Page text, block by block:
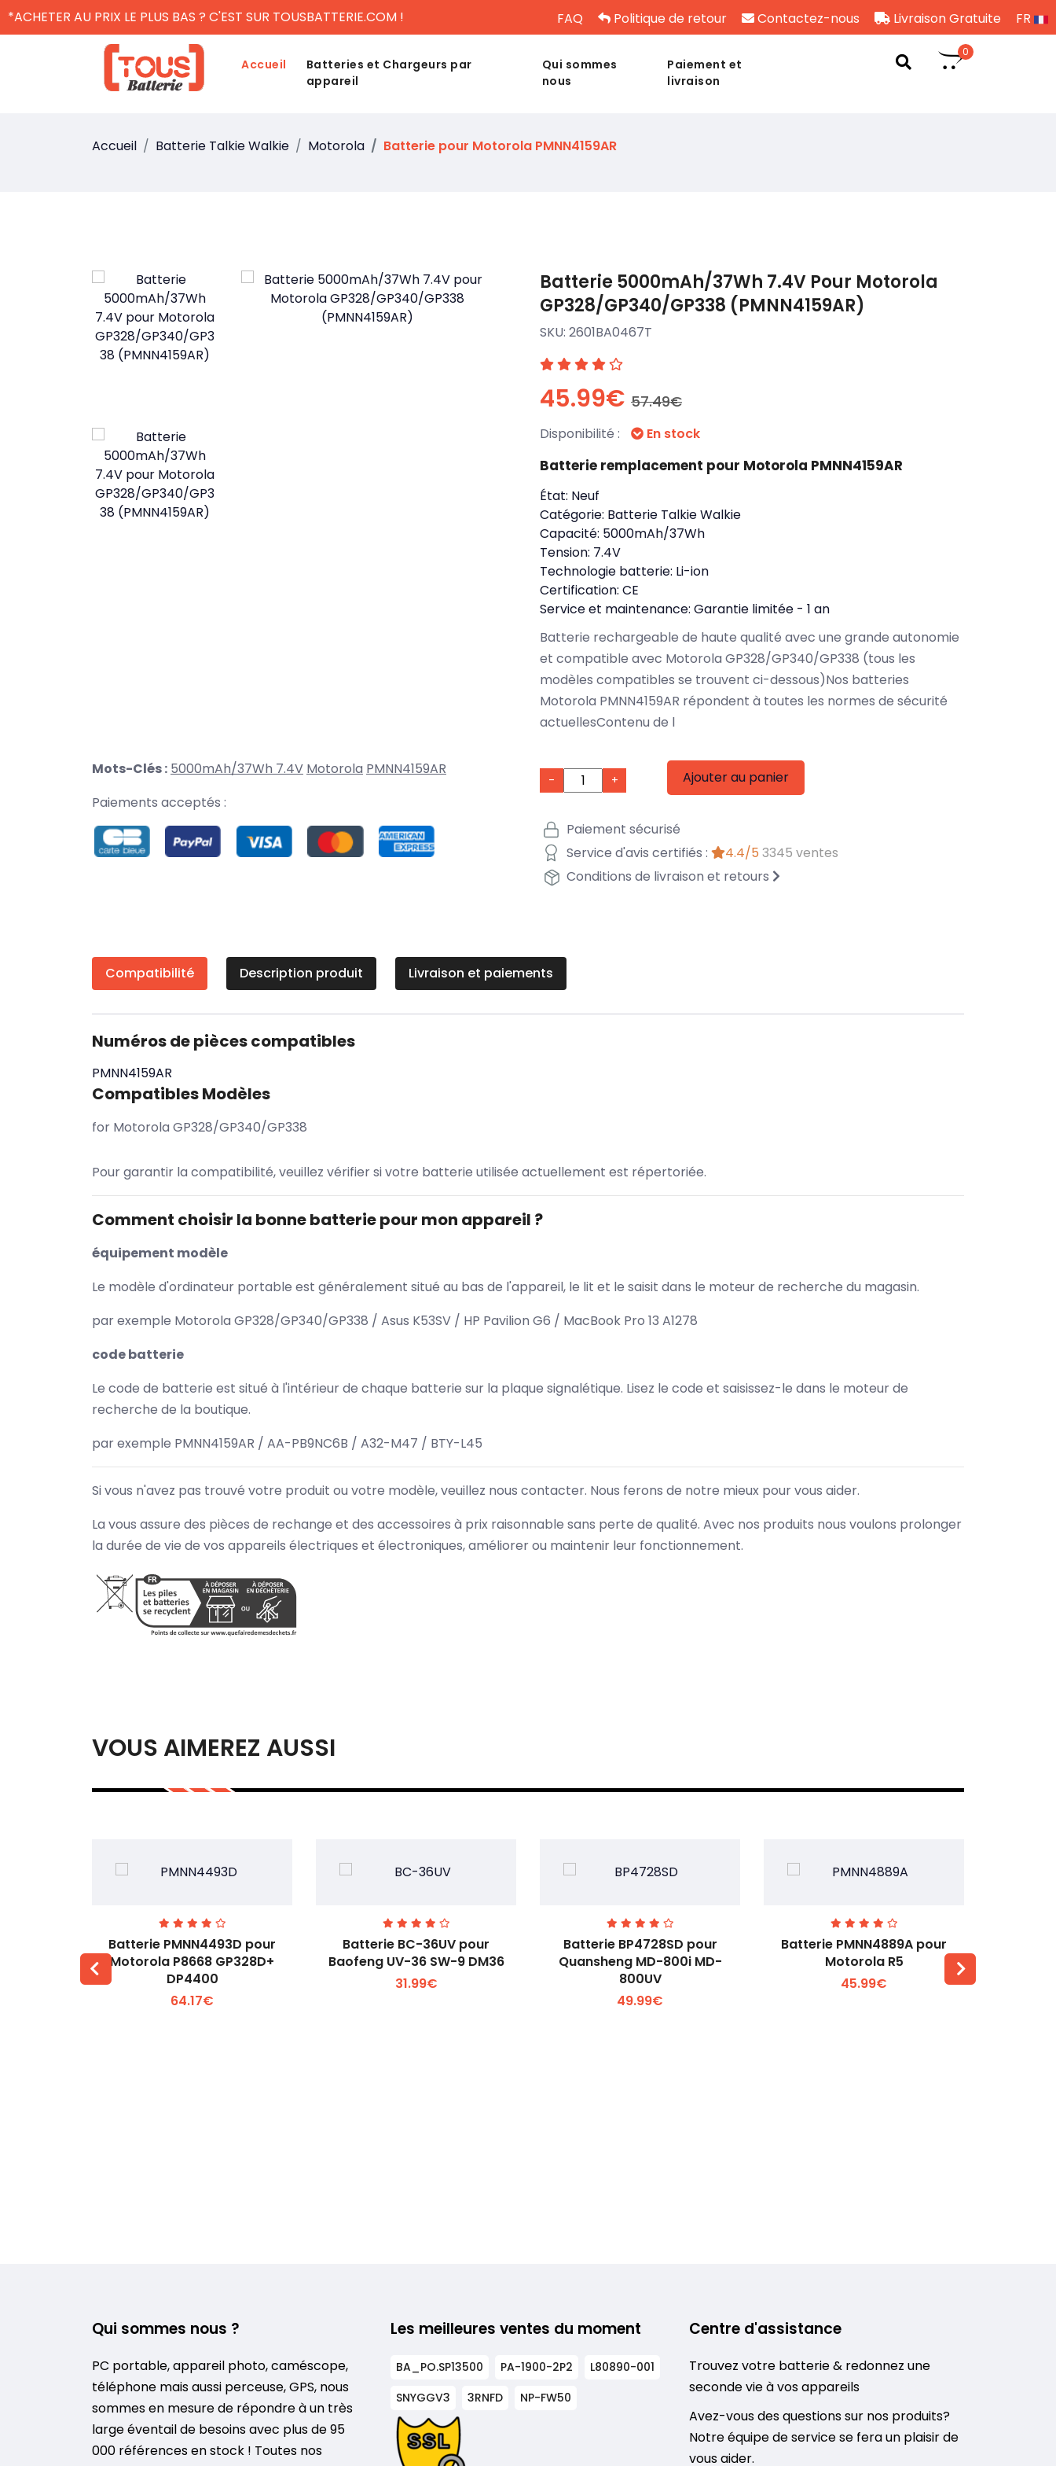
*ACHETER AU PRIX LE PLUS BAS ? C'EST SUR TOUSBATTERIE.COM ! FAQ Politique de retour Contactez-nous Livraison Gratuite FR
Accueil
Batteries et Chargeurs par
appareil
Qui sommes
nous
Paiement et
livraison
0
Accueil Batterie Talkie Walkie Motorola Batterie pour Motorola PMNN4159AR
Mots-Clés : 5000mAh/37Wh 7.4V Motorola PMNN4159AR
Paiements acceptés :
Batterie 5000mAh/37Wh 7.4V Pour Motorola
GP328/GP340/GP338 (PMNN4159AR)
SKU: 2601BA0467T
45.99€ 57.49€
Disponibilité : En stock
Batterie remplacement pour Motorola PMNN4159AR
État: Neuf
Catégorie: Batterie Talkie Walkie
Capacité: 5000mAh/37Wh
Tension: 7.4V
Technologie batterie: Li-ion
Certification: CE
Service et maintenance: Garantie limitée - 1 an
Batterie rechargeable de haute qualité avec une grande autonomie
et compatible avec Motorola GP328/GP340/GP338 (tous les
modèles compatibles se trouvent ci-dessous)Nos batteries
Motorola PMNN4159AR répondent à toutes les normes de sécurité
actuellesContenu de l
- + Ajouter au panier
Paiement sécurisé
Service d'avis certifiés :
4.4/5 3345 ventes
Conditions de livraison et retours
Compatibilité Description produit Livraison et paiements
Numéros de pièces compatibles
PMNN4159AR
Compatibles Modèles
for Motorola GP328/GP340/GP338
Pour garantir la compatibilité, veuillez vérifier si votre batterie utilisée actuellement est répertoriée.
Comment choisir la bonne batterie pour mon appareil ?
équipement modèle
Le modèle d'ordinateur portable est généralement situé au bas de l'appareil, le lit et le saisit dans le moteur de recherche du magasin.
par exemple Motorola GP328/GP340/GP338 / Asus K53SV / HP Pavilion G6 / MacBook Pro 13 A1278
code batterie
Le code de batterie est situé à l'intérieur de chaque batterie sur la plaque signalétique. Lisez le code et saisissez-le dans le moteur de
recherche de la boutique.
par exemple PMNN4159AR / AA-PB9NC6B / A32-M47 / BTY-L45
Si vous n'avez pas trouvé votre produit ou votre modèle, veuillez nous contacter. Nous ferons de notre mieux pour vous aider.
La vous assure des pièces de rechange et des accessoires à prix raisonnable sans perte de qualité. Avec nos produits nous voulons prolonger
la durée de vie de vos appareils électriques et électroniques, améliorer ou maintenir leur fonctionnement.
VOUS AIMEREZ AUSSI
Voir plus +
Batterie PMNN4493D pour
Motorola P8668 GP328D+
DP4400
64.17€
Voir plus +
Batterie BC-36UV pour
Baofeng UV-36 SW-9 DM36
31.99€
Voir plus +
Batterie BP4728SD pour
Quansheng MD-800i MD-
800UV
49.99€
Voir plus +
Batterie PMNN4889A pour
Motorola R5
45.99€
Qui sommes nous ?
PC portable, appareil photo, caméscope,
téléphone mais aussi perceuse, GPS, nous
sommes en mesure de répondre à un très
large éventail de besoins avec plus de 95
000 références en stock ! Toutes nos
Les meilleures ventes du moment
BA_PO.SP13500 PA-1900-2P2
L80890-001
SNYGGV3
3RNFD NP-FW50
Centre d'assistance
Trouvez votre batterie & redonnez une
seconde vie à vos appareils
Avez-vous des questions sur nos produits?
Notre équipe de service se fera un plaisir de
vous aider.